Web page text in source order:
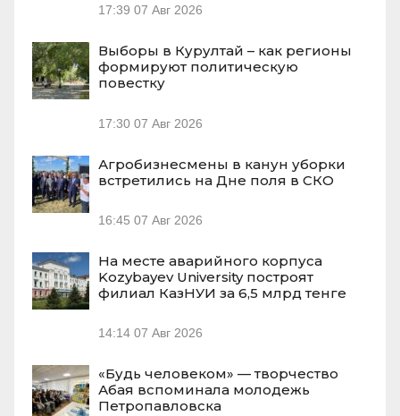
17:39 07 Авг 2026
Выборы в Курултай – как регионы
формируют политическую
повестку
17:30 07 Авг 2026
Агробизнесмены в канун уборки
встретились на Дне поля в СКО
16:45 07 Авг 2026
На месте аварийного корпуса
Kozybayev University построят
филиал КазНУИ за 6,5 млрд тенге
14:14 07 Авг 2026
«Будь человеком» — творчество
Абая вспоминала молодежь
Петропавловска